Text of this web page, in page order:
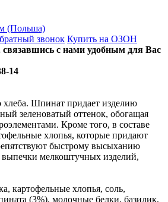
звонок Купить на ОЗОН
с нами удобным для Вас
14
Шпинат придает изделию
зеленоватый оттенок, обогащая
Кроме того, в составе
хлопья, которые придают
быстрому высыханию
выпечки мелкоштучных изделий,
картофельные хлопья, соль,
(3%), молочные белки, базилик,